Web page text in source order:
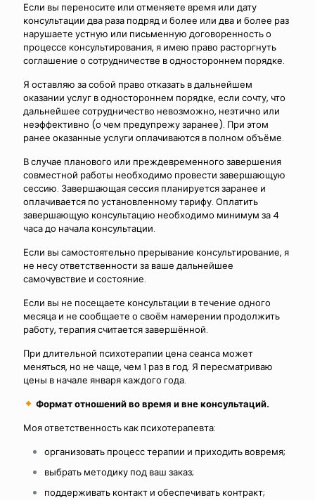
Если вы переносите или отменяете время или дату
консультации два раза подряд и более или два и более раз
нарушаете устную или письменную договоренность о
процессе консультирования, я имею право расторгнуть
соглашение о сотрудничестве в одностороннем порядке.
Я оставляю за собой право отказать в дальнейшем
оказании услуг в одностороннем порядке, если сочту, что
дальнейшее сотрудничество невозможно, неэтично или
неэффективно (о чем предупрежу заранее). При этом
ранее оказанные услуги оплачиваются в полном объёме.
В случае планового или преждевременного завершения
совместной работы необходимо провести завершающую
сессию. Завершающая сессия планируется заранее и
оплачивается по установленному тарифу. Оплатить
завершающую консультацию необходимо минимум за 4
часа до начала консультации.
Если вы самостоятельно прерывание консультирование, я
не несу ответственности за ваше дальнейшее
самочувствие и состояние.
Если вы не посещаете консультации в течение одного
месяца и не сообщаете о своём намерении продолжить
работу, терапия считается завершённой.
При длительной психотерапии цена сеанса может
меняться, но не чаще, чем 1 раз в год. Я пересматриваю
цены в начале января каждого года.
Формат отношений во время и вне консультаций.
Моя ответственность как психотерапевта:
организовать процесс терапии и приходить вовремя;
выбрать методику под ваш заказ;
поддерживать контакт и обеспечивать контракт;